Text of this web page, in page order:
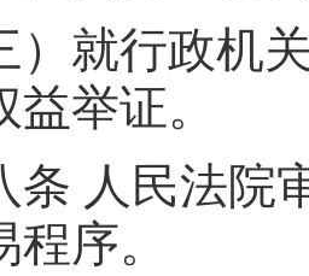
行政机关
举证。
人民法院审
序。